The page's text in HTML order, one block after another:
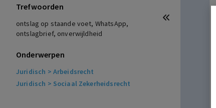
Trefwoorden
ontslag op staande voet, WhatsApp,
ontslagbrief, onverwijldheid
Onderwerpen
Juridisch > Arbeidsrecht
Juridisch > Sociaal Zekerheidsrecht